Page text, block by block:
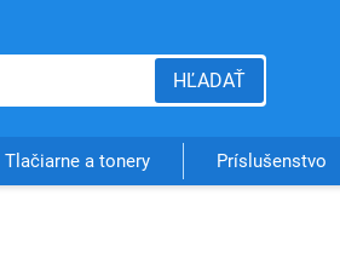
HĽADAŤ
Tlačiarne a tonery Príslušenstvo